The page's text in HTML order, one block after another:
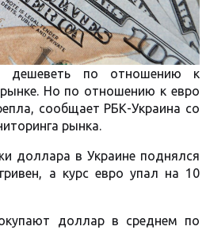
дешеветь по отношению к
Но по отношению к евро
сообщает РБК-Украина со
рынка.
доллара в Украине поднялся
а курс евро упал на 10
доллар в среднем по